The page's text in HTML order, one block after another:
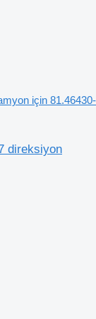
için 81.46430-
direksiyon